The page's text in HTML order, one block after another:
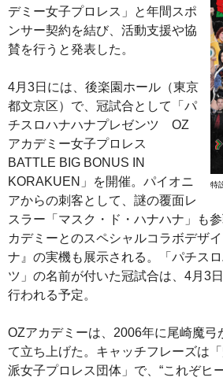
特
デミー女子プロレス」と年間スポ
ンサー契約を結び、活動支援や協
賛を行うと発表した。
4月3日には、後楽園ホール（東京
都文京区）で、冠試合として「パ
チスロハナハナプレゼンツ OZ
アカデミー女子プロレス
BATTLE BIG BONUS IN
KORAKUEN」を開催。パイオニ
アからの刺客として、謎の覆面レ
スラー「マスク・ド・ハナハナ」も
カデミーとのスペシャルコラボデザ
ナ』の実機も展示される。「パチス
ツ」の名前が付いた冠試合は、4月3
行われる予定。
OZアカデミーは、2006年に尾崎魔弓
て立ち上げた。キャッチフレーズは
派女子プロレス団体」で、“これぞヒ